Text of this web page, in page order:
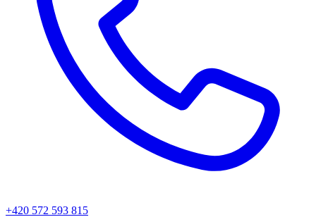
+420 572 593 815